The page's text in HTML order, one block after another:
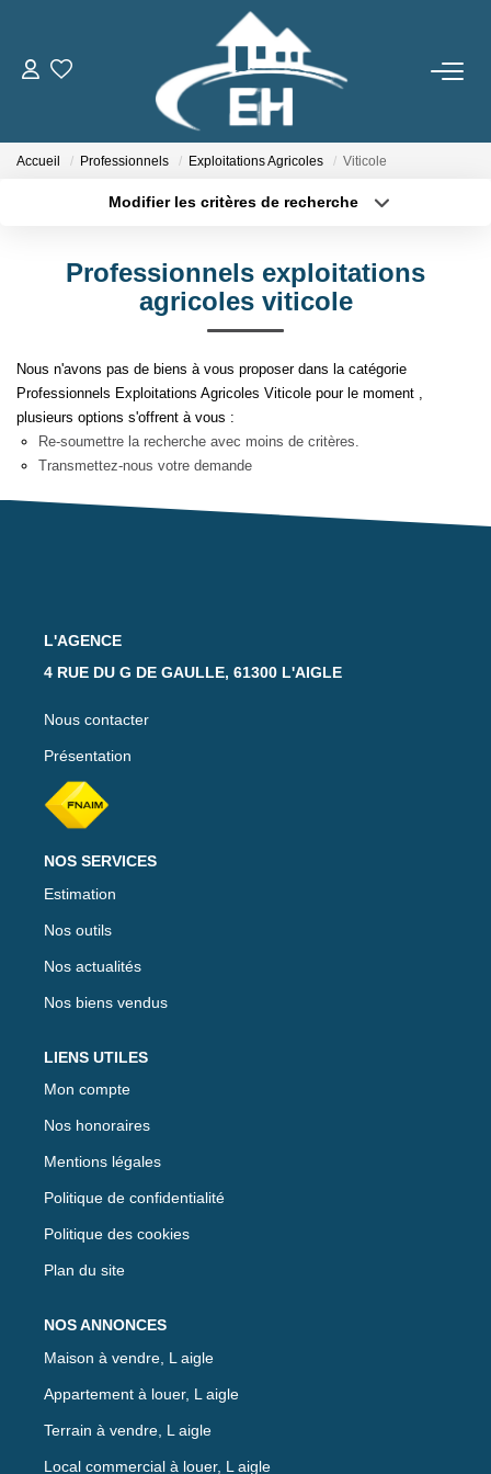
ACHETER
Gestion Locative
NOTRE AGENCE
Qui Sommes-Nous
Accueil Professionnels Exploitations Agricoles Viticole
Modifier les critères de recherche
Type de bien
Surface min
Créer une alerte
Professionnels exploitations
agricoles viticole
Nous n'avons pas de biens à vous proposer dans la catégorie
Professionnels Exploitations Agricoles Viticole pour le moment ,
plusieurs options s'offrent à vous :
Re-soumettre la recherche avec moins de critères.
Transmettez-nous votre demande
L'AGENCE
4 RUE DU G DE GAULLE, 61300 L'AIGLE
Nous contacter
Présentation
NOS SERVICES
Estimation
Nos outils
Nos actualités
Nos biens vendus
LIENS UTILES
Mon compte
Nos honoraires
Mentions légales
Politique de confidentialité
Politique des cookies
Plan du site
NOS ANNONCES
Maison à vendre, L aigle
Appartement à louer, L aigle
Terrain à vendre, L aigle
Local commercial à louer, L aigle